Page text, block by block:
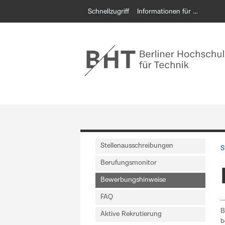
Schnellzugriff Informationen für …
Stellenausschreibungen
Berufungsmonitor
Bewerbungshinweise
FAQ
Aktive Rekrutierung